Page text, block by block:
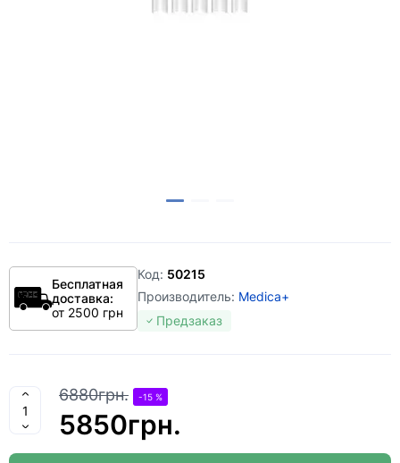
Бесплатная
доставка:
от 2500 грн
Код: 50215
Производитель: Medica+
Предзаказ
6880грн. -15 %
5850грн.